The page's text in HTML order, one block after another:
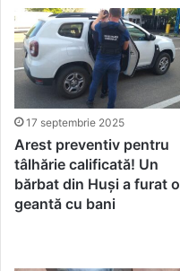
17 septembrie 2025
Arest preventiv pentru
tâlhărie calificată! Un
bărbat din Huși a furat o
geantă cu bani